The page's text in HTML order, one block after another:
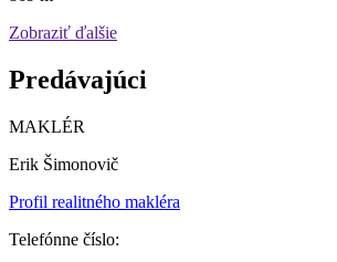
Zobraziť ďalšie
Predávajúci
MAKLÉR
Erik Šimonovič
Profil realitného makléra
Telefónne číslo: